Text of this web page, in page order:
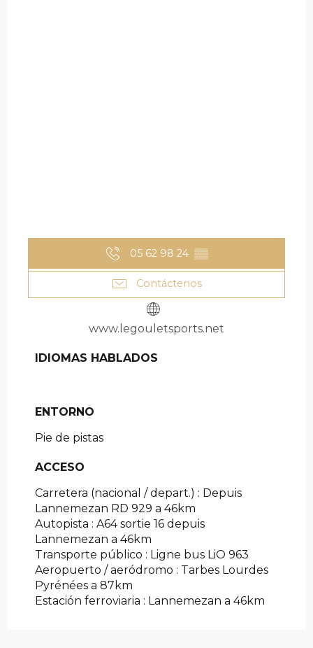
05 62 98 24 ▒▒
Contáctenos
www.legouletsports.net
IDIOMAS HABLADOS
IDIOMAS HABLADOS
ENTORNO
ENTORNO
Pie de pistas
ACCESO
ACCESO
Carretera (nacional / depart.) : Depuis
Lannemezan RD 929 a 46km
Autopista : A64 sortie 16 depuis
Lannemezan a 46km
Transporte público : Ligne bus LiO 963
Aeropuerto / aeródromo : Tarbes Lourdes
Pyrénées a 87km
Estación ferroviaria : Lannemezan a 46km